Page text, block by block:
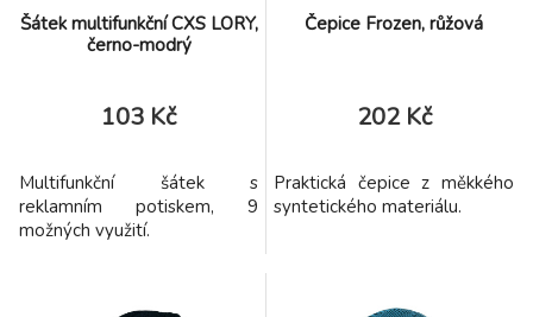
Šátek multifunkční CXS LORY,
černo-modrý
103 Kč
Multifunkční šátek s
reklamním potiskem, 9
možných využití.
Čepice Frozen, růžová
202 Kč
Praktická čepice z měkkého
syntetického materiálu.